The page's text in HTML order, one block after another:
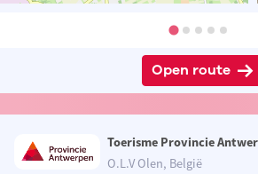
Open route
Toerisme Provincie
O.L.V Olen, België